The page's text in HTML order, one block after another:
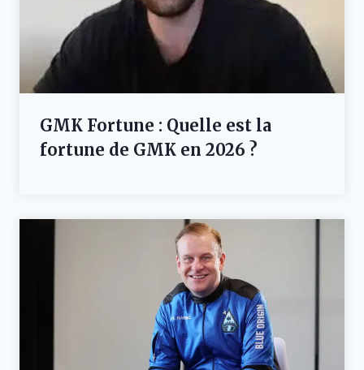
GMK Fortune : Quelle est la
fortune de GMK en 2026 ?